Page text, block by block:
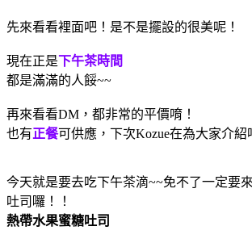
先來看看裡面吧！是不是擺設的很美呢！
現在正是下午茶時間
都是滿滿的人餒~~
再來看看DM，都非常的平價唷！
也有正餐可供應，下次Kozue在為大家介
今天就是要去吃下午茶滴~~免不了一定要
吐司囉！！
熱帶水果蜜糖吐司